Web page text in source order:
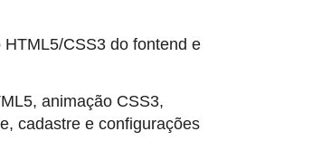
CSS3 do fontend e
animação CSS3,
cadastre e configurações